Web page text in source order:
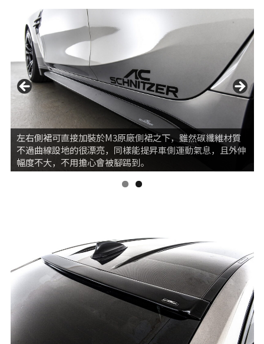
左右側裙可直接加裝於M3原廠側裙之下，雖然碳纖維材質
不過曲線設地的很漂亮，同樣能提昇車側運動氣息，且外伸
幅度不大，不用擔心會被腳踢到。